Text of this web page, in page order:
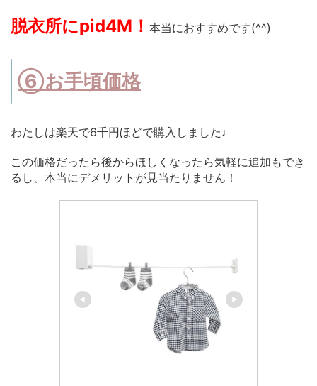
脱衣所にpid4M！ 本当におすすめです(^^)
⑥お手頃価格
わたしは楽天で6千円ほどで購入しました♩
この価格だったら後からほしくなったら気軽に追加もでき
るし、本当にデメリットが見当たりません！